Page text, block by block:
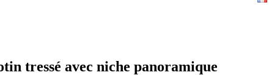
tressé avec niche panoramique